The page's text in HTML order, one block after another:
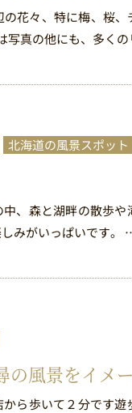
花々、特に梅、桜
写真の他にも、多く
北海道の風景スポット
、森と湖畔の散歩
みがいっぱいです。
の風景をイメ
ら歩いて２分です